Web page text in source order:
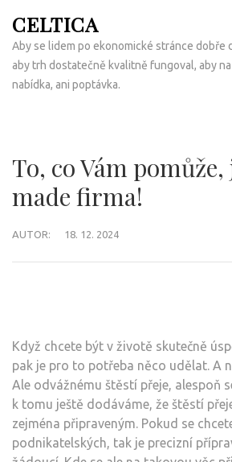
na
obsah
(Enter)
CELTICA
Aby se lidem po ekonomické stránce dobře
aby trh dostatečně kvalitně fungoval, aby
nabídka, ani poptávka.
To, co Vám pomůže,
made firma!
AUTOR: 18. 12. 2024
Když chcete být v životě skutečně
pak je pro to potřeba něco udělat. A
Ale odvážnému štěstí přeje, alespoň
k tomu ještě dodáváme, že štěstí
zejména připraveným. Pokud se
podnikatelských, tak je precizní